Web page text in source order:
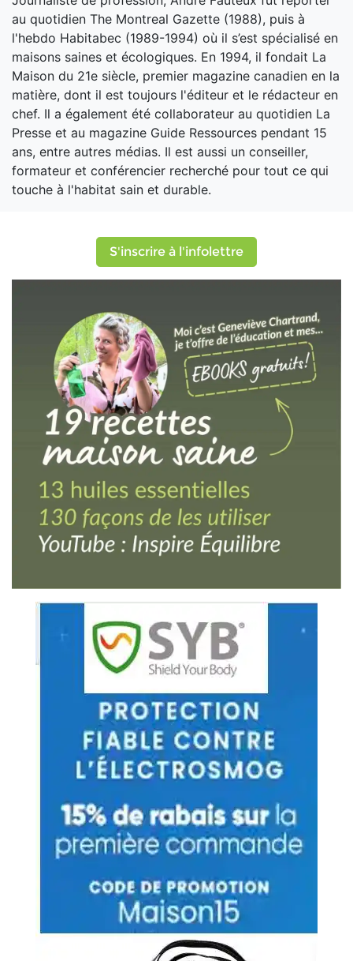
au quotidien The Montreal Gazette (1988), puis à
l'hebdo Habitabec (1989-1994) où il s’est spécialisé en
maisons saines et écologiques. En 1994, il fondait La
Maison du 21e siècle, premier magazine canadien en la
matière, dont il est toujours l'éditeur et le rédacteur en
chef. Il a également été collaborateur au quotidien La
Presse et au magazine Guide Ressources pendant 15
ans, entre autres médias. Il est aussi un conseiller,
formateur et conférencier recherché pour tout ce qui
touche à l'habitat sain et durable.
S'inscrire à l'infolettre